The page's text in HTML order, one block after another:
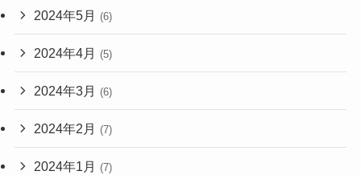
2024年5月 (6)
2024年4月 (5)
2024年3月 (6)
2024年2月 (7)
2024年1月 (7)